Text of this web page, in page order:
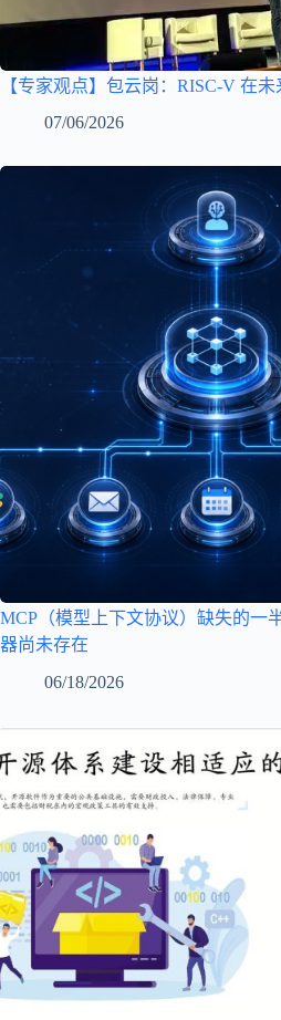
【专家观点】包云岗：RISC-V 在未
07/06/2026
MCP（模型上下文协议）缺失的一
器尚未存在
06/18/2026